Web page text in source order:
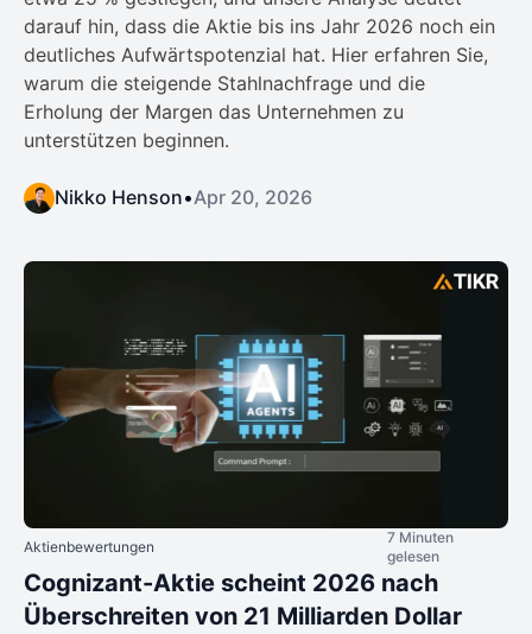
darauf hin, dass die Aktie bis ins Jahr 2026 noch ein
deutliches Aufwärtspotenzial hat. Hier erfahren Sie,
warum die steigende Stahlnachfrage und die
Erholung der Margen das Unternehmen zu
unterstützen beginnen.
Nikko Henson•Apr 20, 2026
Aktienbewertungen
7 Minuten
gelesen
Cognizant-Aktie scheint 2026 nach
Überschreiten von 21 Milliarden Dollar